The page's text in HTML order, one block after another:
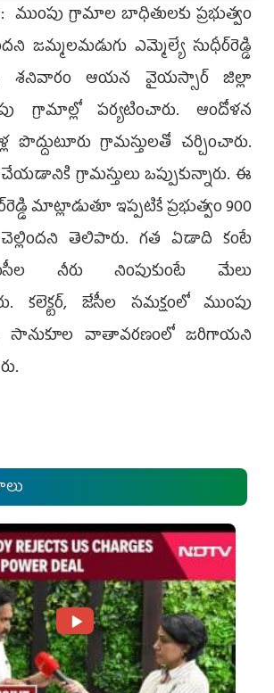
గ్రామాల బాధితులకు ప్రభుత్వం
జమ్మలమడుగు ఎమ్మెల్యే సుధీర్‌రెడ్డి
శనివారం ఆయన వైయ‌స్సార్‌ జిల్లా
గ్రామాల్లో పర్యటించారు. ఆందోళన
పొద్దుటూరు గ్రామస్తులతో చర్చించారు.
గ్రామస్తులు ఒప్పుకున్నారు. ఈ
మాట్లాడుతూ ఇప్పటికే ప్రభుత్వం 900
చెల్లిందని తెలిపారు. గత ఏడాది కంటే
నీరు నింపుకుంటే మేలు
కలెక్టర్‌, జేసీల సమక్షంలో ముంపు
సానుకూల వాతావరణంలో జరిగాయని